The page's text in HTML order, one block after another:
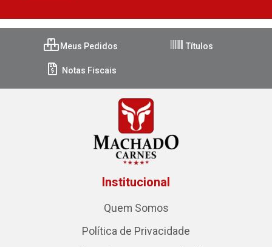
Meus Pedidos Títulos
Notas Fiscais
Institucional
Quem Somos
Política de Privacidade